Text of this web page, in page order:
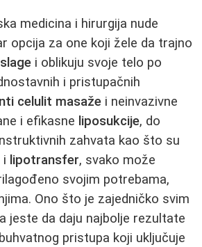
medicina i hirurgija nude
opcija za one koji žele da trajno
i oblikuju svoje telo po
i pristupačnih
celulit masaže i neinvazivne
i efikasne liposukcije, do
zahvata kao što su
i lipotransfer, svako može
svojim potrebama,
Ono što je zajedničko svim
jeste da daju najbolje rezultate
pristupa koji uključuje